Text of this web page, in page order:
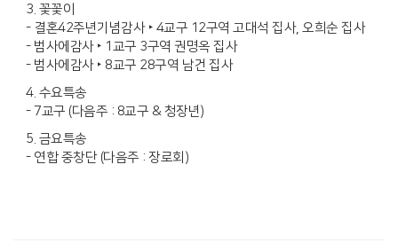
3. 꽃꽃이
- 결혼42주년기념감사 ‣ 4교구 12구역 고대석 집사, 오희순 집사
- 범사에감사 ‣ 1교구 3구역 권명옥 집사
- 범사에감사 ‣ 8교구 28구역 남건 집사
4. 수요특송
- 7교구 (다음주 : 8교구 & 청장년)
5. 금요특송
- 연합 중창단 (다음주 : 장로회)